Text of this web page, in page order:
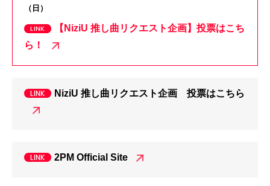
（日）
【NiziU 推し曲リクエスト企画】投票はこち
ら！
NiziU 推し曲リクエスト企画 投票はこちら
2PM Official Site